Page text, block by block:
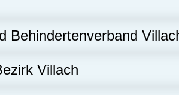
Behindertenverband
Villach